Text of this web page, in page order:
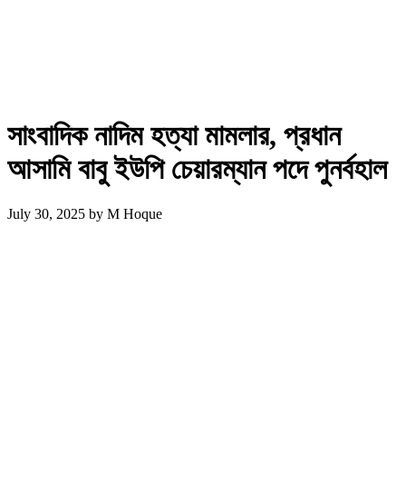
সাংবাদিক নাদিম হত্যা মামলার, প্রধান
আসামি বাবু ইউপি চেয়ারম্যান পদে পুনর্বহাল
July 30, 2025 by M Hoque